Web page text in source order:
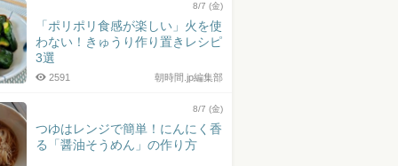
8/7 (金)
「ポリポリ食感が楽しい」火を使
わない！きゅうり作り置きレシピ
3選
朝時間.jp編集部
2591
8/7 (金)
つゆはレンジで簡単！にんにく香
る「醤油そうめん」の作り方